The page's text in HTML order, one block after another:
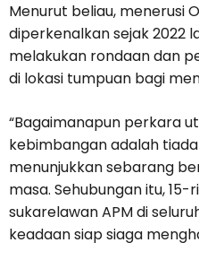
Menurut beliau, menerusi
diperkenalkan sejak 2022
melakukan rondaan dan
di lokasi tumpuan bagi
“Bagaimanapun perkara
kebimbangan adalah
menunjukkan sebarang
masa. Sehubungan itu,
sukarelawan APM di
keadaan siap siaga